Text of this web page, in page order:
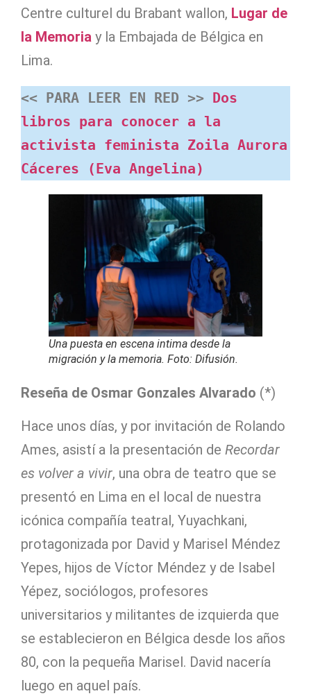
Centre culturel du Brabant wallon, Lugar de
la Memoria y la Embajada de Bélgica en
Lima.
<< PARA LEER EN RED >> Dos
libros para conocer a la
activista feminista Zoila Aurora
Cáceres (Eva Angelina)
Una puesta en escena intima desde la
migración y la memoria. Foto: Difusión.
Reseña de Osmar Gonzales Alvarado (*)
Hace unos días, y por invitación de Rolando
Ames, asistí a la presentación de Recordar
es volver a vivir, una obra de teatro que se
presentó en Lima en el local de nuestra
icónica compañía teatral, Yuyachkani,
protagonizada por David y Marisel Méndez
Yepes, hijos de Víctor Méndez y de Isabel
Yépez, sociólogos, profesores
universitarios y militantes de izquierda que
se establecieron en Bélgica desde los años
80, con la pequeña Marisel. David nacería
luego en aquel país.